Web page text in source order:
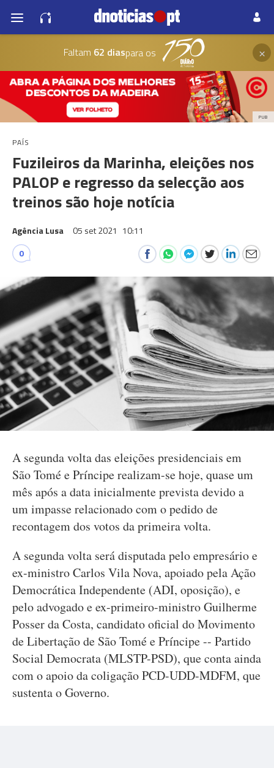
Faltam 62 diaspara os ×
PUB
PAÍS
Fuzileiros da Marinha, eleições nos
PALOP e regresso da selecção aos
treinos são hoje notícia
Agência Lusa 05 set 2021 10:11
0
A segunda volta das eleições presidenciais em
São Tomé e Príncipe realizam-se hoje, quase um
mês após a data inicialmente prevista devido a
um impasse relacionado com o pedido de
recontagem dos votos da primeira volta.
A segunda volta será disputada pelo empresário e
ex-ministro Carlos Vila Nova, apoiado pela Ação
Democrática Independente (ADI, oposição), e
pelo advogado e ex-primeiro-ministro Guilherme
Posser da Costa, candidato oficial do Movimento
de Libertação de São Tomé e Príncipe -- Partido
Social Democrata (MLSTP-PSD), que conta ainda
com o apoio da coligação PCD-UDD-MDFM, que
sustenta o Governo.